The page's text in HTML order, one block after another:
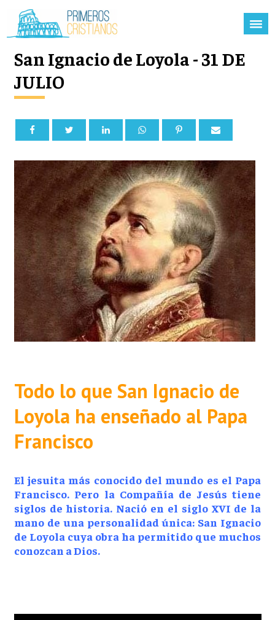
San Ignacio de Loyola - 31 DE
JULIO
Todo lo que San Ignacio de
Loyola ha enseñado al Papa
Francisco
El jesuita más conocido del mundo es el Papa
Francisco. Pero la Compañía de Jesústiene
siglos de historia. Nació en el siglo XVI de la
mano de una personalidad única: San Ignacio
de Loyolacuya obra ha permitido que muchos
conozcan a Dios.